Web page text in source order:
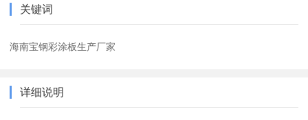
关键词
海南宝钢彩涂板生产厂家
详细说明